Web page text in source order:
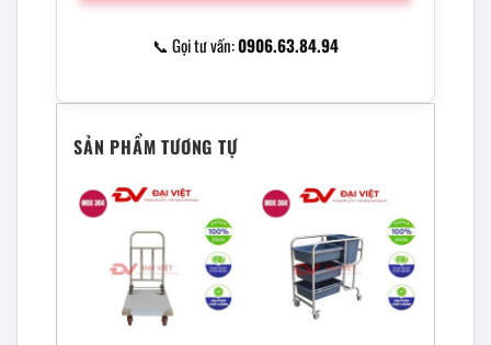
📞 Gọi tư vấn:0906.63.84.94
SẢN PHẨM TƯƠNG TỰ